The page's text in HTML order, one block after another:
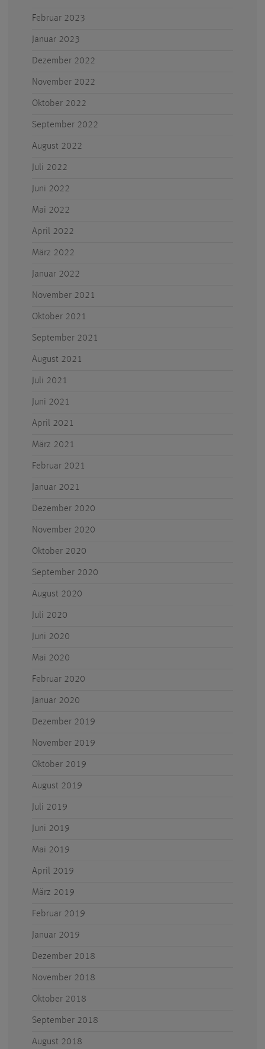
Februar 2023
Januar 2023
Dezember 2022
November 2022
Oktober 2022
September 2022
August 2022
Juli 2022
Juni 2022
Mai 2022
April 2022
März 2022
Januar 2022
November 2021
Oktober 2021
September 2021
August 2021
Juli 2021
Juni 2021
April 2021
März 2021
Februar 2021
Januar 2021
Dezember 2020
November 2020
Oktober 2020
September 2020
August 2020
Juli 2020
Juni 2020
Mai 2020
Februar 2020
Januar 2020
Dezember 2019
November 2019
Oktober 2019
August 2019
Juli 2019
Juni 2019
Mai 2019
April 2019
März 2019
Februar 2019
Januar 2019
Dezember 2018
November 2018
Oktober 2018
September 2018
August 2018